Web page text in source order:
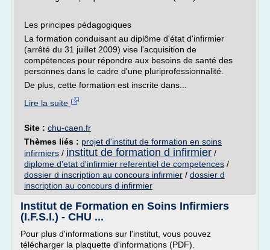
Les principes pédagogiques
La formation conduisant au diplôme d'état d'infirmier
(arrêté du 31 juillet 2009) vise l'acquisition de
compétences pour répondre aux besoins de santé des
personnes dans le cadre d'une pluriprofessionnalité.
De plus, cette formation est inscrite dans...
Lire la suite
Site : chu-caen.fr
Thèmes liés : projet d'institut de formation en soins
infirmiers / institut de formation d infirmier /
diplome d'etat d'infirmier referentiel de competences /
dossier d inscription au concours infirmier / dossier d
inscription au concours d infirmier
Institut de Formation en Soins Infirmiers
(I.F.S.I.) - CHU ...
Pour plus d'informations sur l'institut, vous pouvez
télécharger la plaquette d'informations (PDF).